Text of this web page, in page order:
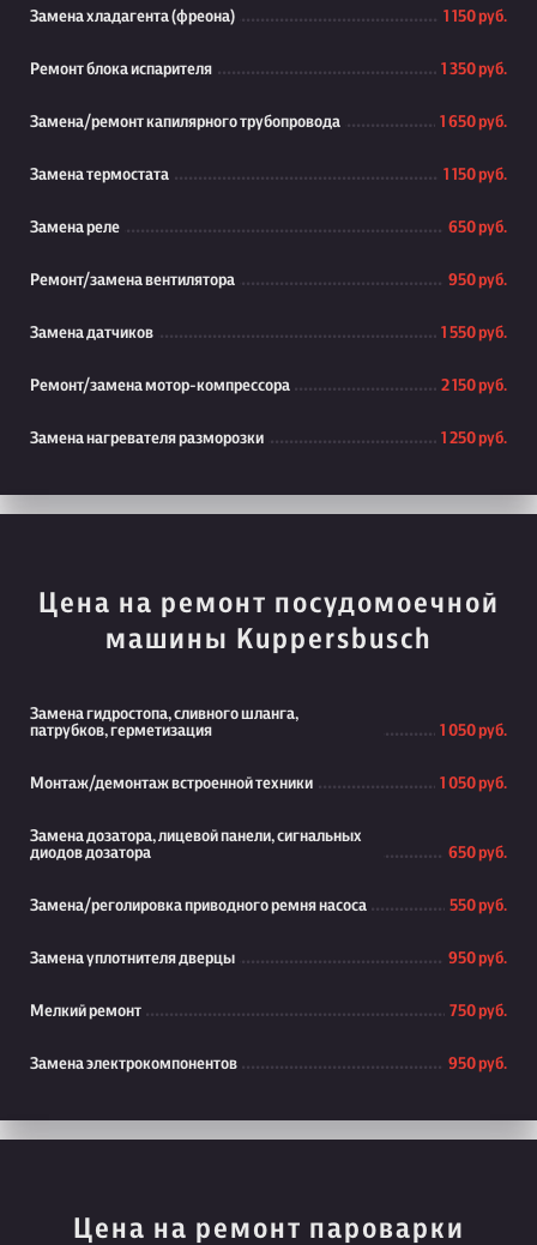
Замена хладагента (фреона) 1 150 руб.
Ремонт блока испарителя 1 350 руб.
Замена/ремонт капилярного трубопровода 1 650 руб.
Замена термостата 1 150 руб.
Замена реле 650 руб.
Ремонт/замена вентилятора 950 руб.
Замена датчиков 1 550 руб.
Ремонт/замена мотор-компрессора 2 150 руб.
Замена нагревателя разморозки 1 250 руб.
Цена на ремонт посудомоечной
машины Kuppersbusch
Замена гидростопа, сливного шланга,
патрубков, герметизация
1 050 руб.
Монтаж/демонтаж встроенной техники 1 050 руб.
Замена дозатора, лицевой панели, сигнальных
диодов дозатора
650 руб.
Замена/реголировка приводного ремня насоса 550 руб.
Замена уплотнителя дверцы 950 руб.
Мелкий ремонт 750 руб.
Замена электрокомпонентов 950 руб.
Цена на ремонт пароварки